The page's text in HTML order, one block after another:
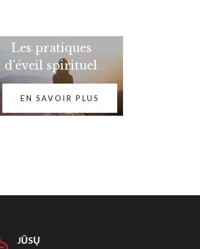
Les pratiques
d'éveil spirituel
EN SAVOIR PLUS
JŪSŲ